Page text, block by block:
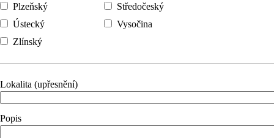
Plzeňský
Středočeský
Ústecký
Vysočina
Zlínský
Lokalita (upřesnění)
Popis